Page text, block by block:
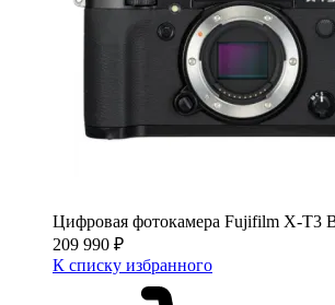
Цифровая фотокамера Fujifilm X-T3
209 990 ₽
К списку избранного